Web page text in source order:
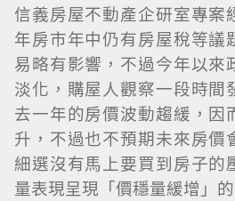
信義房屋不動產企研室專案
年房市年中仍有房屋稅等議
易略有影響，不過今年以來
淡化，購屋人觀察一段時間
去一年的房價波動趨緩，因
升，不過也不預期未來房價
細選沒有馬上要買到房子的
量表現呈現「價穩量緩增」的